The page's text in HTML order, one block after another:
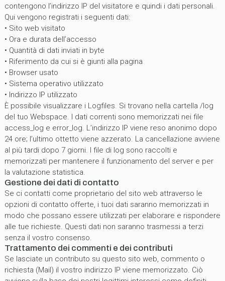
contengono l’indirizzo IP del visitatore e quindi i dati personali.
Qui vengono registrati i seguenti dati:
• Sito web visitato
• Ora e durata dell’accesso
• Quantità di dati inviati in byte
• Riferimento da cui si è giunti alla pagina
• Browser usato
• Sistema operativo utilizzato
• Indirizzo IP utilizzato
È possibile visualizzare i Logfiles. Si trovano nella cartella /log
del tuo Webspace. I dati correnti sono memorizzati nei file
access_log e error_log. L’indirizzo IP viene reso anonimo dopo
24 ore; l’ultimo ottetto viene azzerato. La cancellazione avviene
al più tardi dopo 7 giorni. I file di log sono raccolti e
memorizzati per mantenere il funzionamento del server e per
la valutazione statistica.
Gestione dei dati di contatto
Se ci contatti come proprietario del sito web attraverso le
opzioni di contatto offerte, i tuoi dati saranno memorizzati in
modo che possano essere utilizzati per elaborare e rispondere
alle tue richieste. Questi dati non saranno trasmessi a terzi
senza il vostro consenso.
Trattamento dei commenti e dei contributi
Se lasciate un contributo su questo sito web, commento o
richiesta (Mail) il vostro indirizzo IP viene memorizzato. Ciò